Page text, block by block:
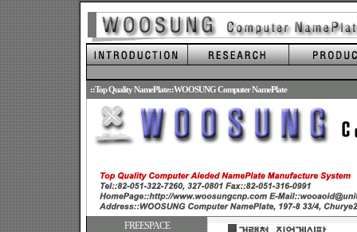
::Top Quality NamePlate::WOOSUNG Computer NamePlate
FREESPACE